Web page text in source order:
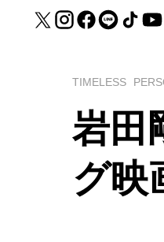
TIMELESS
岩田
グ映